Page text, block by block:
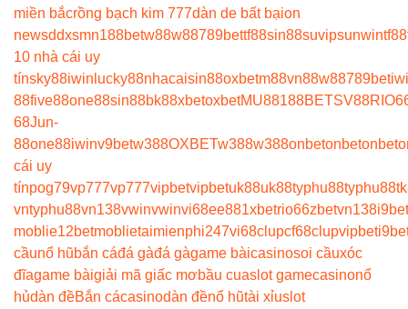
miền bắcrồng bạch kim 777dàn de bất bạion
newsddxsmn188betw88w88789bettf88sin88suvipsunwintf88
10 nhà cái uy
tínsky88iwin lucky88nhacaisin88oxbetm88vn88w88789bet
88five88one88sin88bk88xbetoxbetMU88188BETSV88
68Jun-
88one88iwinv9betw388OXBETw388w388onbetonbetonbet
cái uy
tínpog79vp777vp777vipbetvipbetuk88uk88typhu88typhu88
vntyphu88vn138vwinvwinvi68ee881xbetrio66zbetvn138
moblie12betmoblietaimienphi247vi68clupcf68clupvipbet
cầunổ hũbắn cáđá gàđá gàgame bàicasinosoi cầuxóc
đĩagame bàigiải mã giấc mơbầu cuaslot gamecasinonổ
hủdàn đềBắn cácasinodàn đềnổ hũtài xỉuslot